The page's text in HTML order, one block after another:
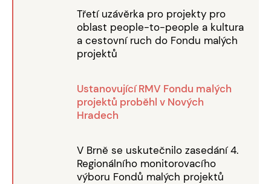
Třetí uzávěrka pro projekty pro
oblast people-to-people a kultura
a cestovní ruch do Fondu malých
projektů
Ustanovující RMV Fondu malých
projektů proběhl v Nových
Hradech
V Brně se uskutečnilo zasedání 4.
Regionálního monitorovacího
výboru Fondů malých projektů